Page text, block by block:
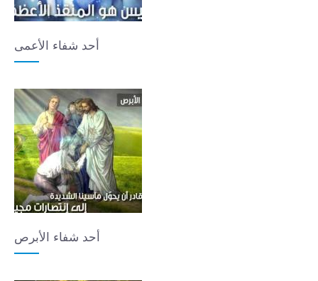
أحد شفاء الأعمى
أحد شفاء الأبرص